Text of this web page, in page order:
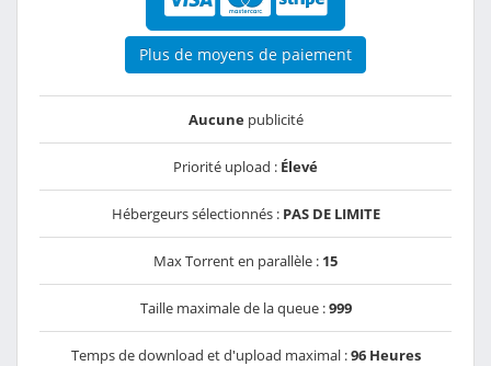
Plus de moyens de paiement
Aucunepublicité
Priorité upload : Élevé
Hébergeurs sélectionnés : PAS DE LIMITE
Max Torrent en parallèle : 15
Taille maximale de la queue :999
Temps de download et d'upload maximal :96 Heures